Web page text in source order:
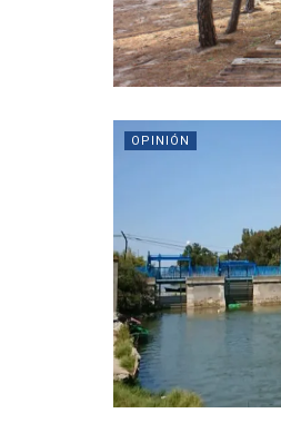
OPINIÓN